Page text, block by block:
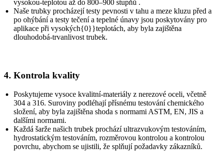
vysokou-teplotou až do 800–900 stupňů .
Naše trubky procházejí testy pevnosti v tahu a meze kluzu před a
po ohýbání a testy tečení a tepelné únavy jsou poskytovány pro
aplikace při vysokých{0}}teplotách, aby byla zajištěna
dlouhodobá-trvanlivost trubek.
4. Kontrola kvality
Poskytujeme vysoce kvalitní-materiály z nerezové oceli, včetně
304 a 316. Suroviny podléhají přísnému testování chemického
složení, aby byla zajištěna shoda s normami ASTM, EN, JIS a
dalšími normami.
Každá šarže našich trubek prochází ultrazvukovým testováním,
hydrostatickým testováním, rozměrovou kontrolou a kontrolou
povrchu, abychom se ujistili, že splňují požadavky zákazníků.